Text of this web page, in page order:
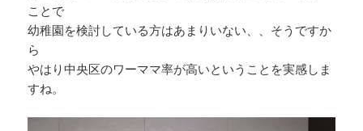
ことで
幼稚園を検討している方はあまりいない、、そうですか
ら
やはり中央区のワーママ率が高いということを実感しま
すね。